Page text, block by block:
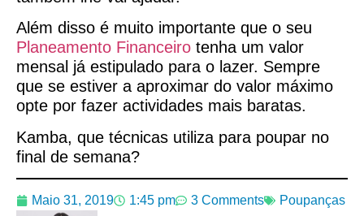
Além disso é muito importante que o seu
Planeamento Financeiro tenha um valor
mensal já estipulado para o lazer. Sempre
que se estiver a aproximar do valor máximo
opte por fazer actividades mais baratas.
Kamba, que técnicas utiliza para poupar no
final de semana?
Maio 31, 2019 1:45 pm 3 Comments Poupanças